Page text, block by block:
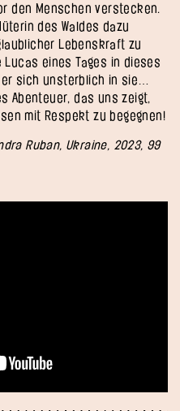
den Menschen verstecken.
des Waldes dazu
Lebenskraft zu
eines Tages in dieses
sich unsterblich in sie…
Abenteuer, das uns zeigt,
mit Respekt zu begegnen!
Ruban, Ukraine, 2023, 99